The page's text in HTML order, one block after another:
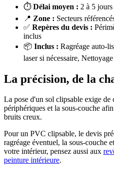
⏱️ Délai moyen : 2 à 5
📍 Zone : Secteurs
✅ Repères du devis :
inclus
📦 Inclus : Ragréage auto-
laser si nécessaire,
La précision, de la
La pose d'un sol clipsable exige
périphériques et la sous-couche
bruits creux.
Pour un PVC clipsable, le devis
ragréage éventuel, la sous-couche
votre intérieur, pensez aussi aux
peinture intérieure.